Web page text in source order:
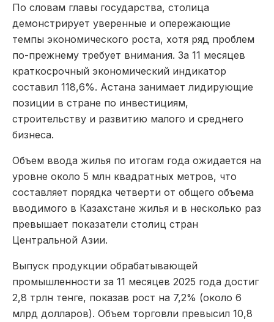
По словам главы государства, столица
демонстрирует уверенные и опережающие
темпы экономического роста, хотя ряд проблем
по-прежнему требует внимания. За 11 месяцев
краткосрочный экономический индикатор
составил 118,6%. Астана занимает лидирующие
позиции в стране по инвестициям,
строительству и развитию малого и среднего
бизнеса.
Объем ввода жилья по итогам года ожидается на
уровне около 5 млн квадратных метров, что
составляет порядка четверти от общего объема
вводимого в Казахстане жилья и в несколько раз
превышает показатели столиц стран
Центральной Азии.
Выпуск продукции обрабатывающей
промышленности за 11 месяцев 2025 года достиг
2,8 трлн тенге, показав рост на 7,2% (около 6
млрд долларов). Объем торговли превысил 10,8